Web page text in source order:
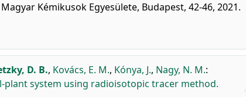
Kémikusok Egyesülete, Budapest, 42-46, 2021.
D. B., Kovács, E. M., Kónya, J., Nagy, N. M.:
system using radioisotopic tracer method.